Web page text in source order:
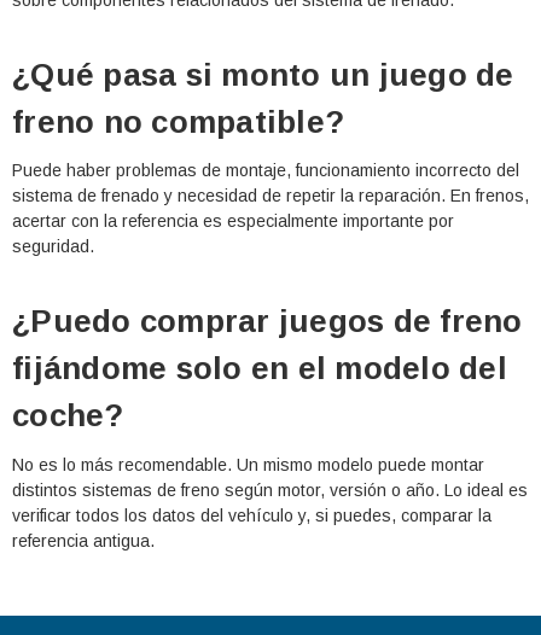
¿Qué pasa si monto un juego de
freno no compatible?
Puede haber problemas de montaje, funcionamiento incorrecto del
sistema de frenado y necesidad de repetir la reparación. En frenos,
acertar con la referencia es especialmente importante por
seguridad.
¿Puedo comprar juegos de freno
fijándome solo en el modelo del
coche?
No es lo más recomendable. Un mismo modelo puede montar
distintos sistemas de freno según motor, versión o año. Lo ideal es
verificar todos los datos del vehículo y, si puedes, comparar la
referencia antigua.